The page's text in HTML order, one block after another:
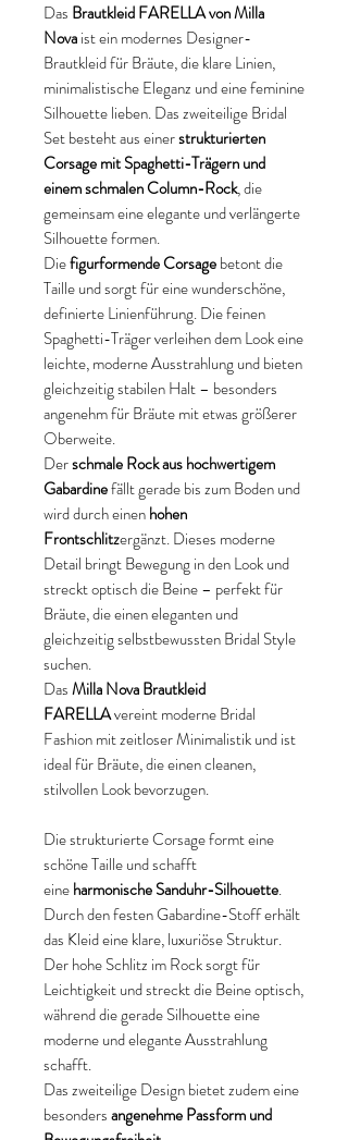
Das Brautkleid FARELLA von Milla
Novaist ein modernes Designer-
Brautkleid für Bräute, die klare Linien,
minimalistische Eleganz und eine feminine
Silhouette lieben. Das zweiteilige Bridal
Set besteht aus einerstrukturierten
Corsage mit Spaghetti-Trägern und
einem schmalen Column-Rock, die
gemeinsam eine elegante und verlängerte
Silhouette formen.
Diefigurformende Corsagebetont die
Taille und sorgt für eine wunderschöne,
definierte Linienführung. Die feinen
Spaghetti-Träger verleihen dem Look eine
leichte, moderne Ausstrahlung und bieten
gleichzeitig stabilen Halt – besonders
angenehm für Bräute mit etwas größerer
Oberweite.
Derschmale Rock aus hochwertigem
Gabardinefällt gerade bis zum Boden und
wird durch einenhohen
Frontschlitzergänzt. Dieses moderne
Detail bringt Bewegung in den Look und
streckt optisch die Beine – perfekt für
Bräute, die einen eleganten und
gleichzeitig selbstbewussten Bridal Style
suchen.
DasMilla Nova Brautkleid
FARELLAvereint moderne Bridal
Fashion mit zeitloser Minimalistik und ist
ideal für Bräute, die einen cleanen,
stilvollen Look bevorzugen.
Die strukturierte Corsage formt eine
schöne Taille und schafft
eineharmonische Sanduhr-Silhouette.
Durch den festen Gabardine-Stoff erhält
das Kleid eine klare, luxuriöse Struktur.
Der hohe Schlitz im Rock sorgt für
Leichtigkeit und streckt die Beine optisch,
während die gerade Silhouette eine
moderne und elegante Ausstrahlung
schafft.
Das zweiteilige Design bietet zudem eine
besondersangenehme Passform und